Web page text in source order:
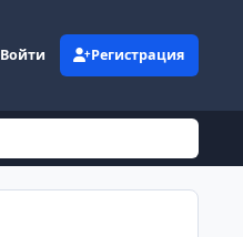
Войти Регистрация